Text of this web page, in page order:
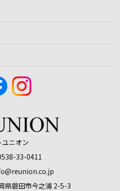
ユニオン
33-0411
県磐田市今之浦 2-5-3